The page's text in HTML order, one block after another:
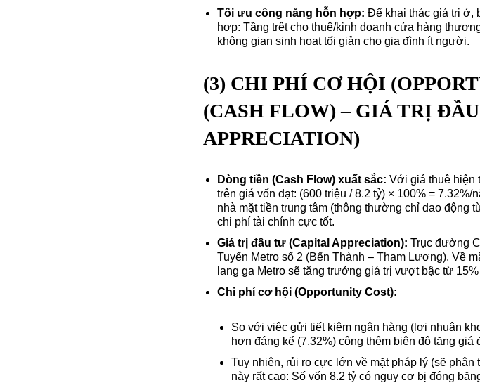
Tối ưu công năng hỗn hợp: Để khai thác giá trị ở,
hợp: Tầng trệt cho thuê/kinh doanh cửa hàng
không gian sinh hoạt tối giản cho gia đình ít người.
(3) CHI PHÍ CƠ HỘI
(CASH FLOW) – GIÁ TRỊ
APPRECIATION)
Dòng tiền (Cash Flow) xuất sắc: Với giá thuê hiện
trên giá vốn đạt: (600 triệu / 8.2 tỷ) × 100% =
nhà mặt tiền trung tâm (thông thường chỉ dao động
chi phí tài chính cực tốt.
Giá trị đầu tư (Capital Appreciation): Trục đường
Tuyến Metro số 2 (Bến Thành – Tham Lương). Về
lang ga Metro sẽ tăng trưởng giá trị vượt bậc từ
Chi phí cơ hội (Opportunity Cost):
So với việc gửi tiết kiệm ngân hàng (lợi nhuận
hơn đáng kể (7.32%) cộng thêm biên độ tăng giá
Tuy nhiên, rủi ro cực lớn về mặt pháp lý (sẽ
này rất cao: Số vốn 8.2 tỷ có nguy cơ bị đóng